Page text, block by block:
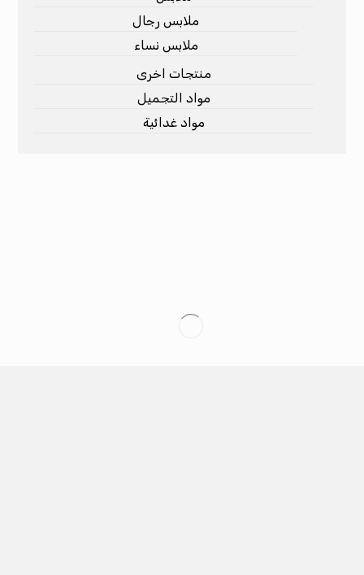
ملابس رجال
ملابس نساء
منتجات اخرى
مواد التجميل
مواد غدائية